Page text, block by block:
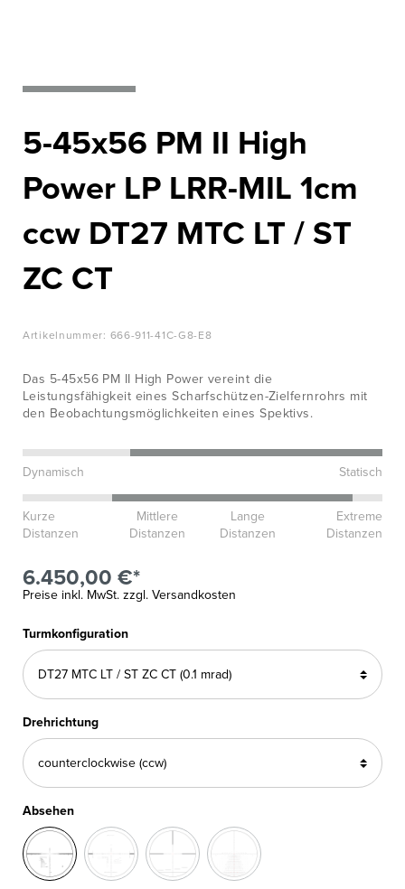
KARRIERE
5-45x56 PM II High
Power LP LRR-MIL 1cm
ccw DT27 MTC LT / ST
ZC CT
Artikelnummer: 666-911-41C-G8-E8
Das 5-45x56 PM II High Power vereint die
Leistungsfähigkeit eines Scharfschützen-Zielfernrohrs mit
den Beobachtungsmöglichkeiten eines Spektivs.
Dynamisch Statisch
Kurze
Distanzen
Mittlere
Distanzen
Lange
Distanzen
Extreme
Distanzen
6.450,00 €*
Preise inkl. MwSt. zzgl. Versandkosten
Turmkonfiguration
Drehrichtung
Absehen